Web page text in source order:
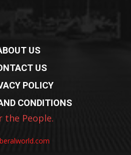
US
US
POLICY
CONDITIONS
the People.